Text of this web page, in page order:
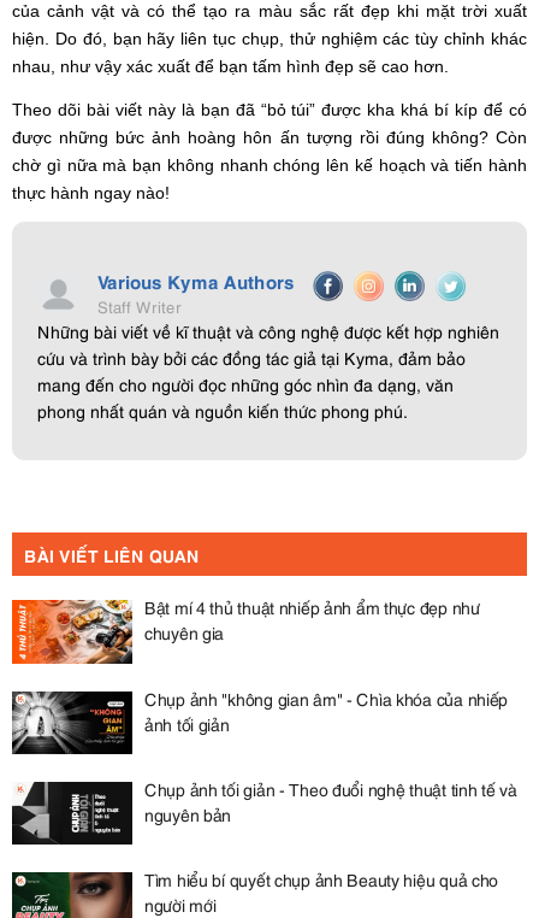
của cảnh vật và có thể tạo ra màu sắc rất đẹp khi mặt trời xuất
hiện. Do đó, bạn hãy liên tục chụp, thử nghiệm các tùy chỉnh khác
nhau, như vậy xác xuất để bạn tấm hình đẹp sẽ cao hơn.
Theo dõi bài viết này là bạn đã “bỏ túi” được kha khá bí kíp để có
được những bức ảnh hoàng hôn ấn tượng rồi đúng không? Còn
chờ gì nữa mà bạn không nhanh chóng lên kế hoạch và tiến hành
thực hành ngay nào!
Various Kyma Authors
Staff Writer
Những bài viết về kĩ thuật và công nghệ được kết hợp nghiên
cứu và trình bày bởi các đồng tác giả tại Kyma, đảm bảo
mang đến cho người đọc những góc nhìn đa dạng, văn
phong nhất quán và nguồn kiến thức phong phú.
BÀI VIẾT LIÊN QUAN
Bật mí 4 thủ thuật nhiếp ảnh ẩm thực đẹp như
chuyên gia
Chụp ảnh "không gian âm" - Chìa khóa của nhiếp
ảnh tối giản
Chụp ảnh tối giản - Theo đuổi nghệ thuật tinh tế và
nguyên bản
Tìm hiểu bí quyết chụp ảnh Beauty hiệu quả cho
người mới